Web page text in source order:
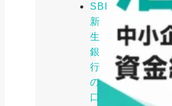
SBI
新
生
銀
行
の
口